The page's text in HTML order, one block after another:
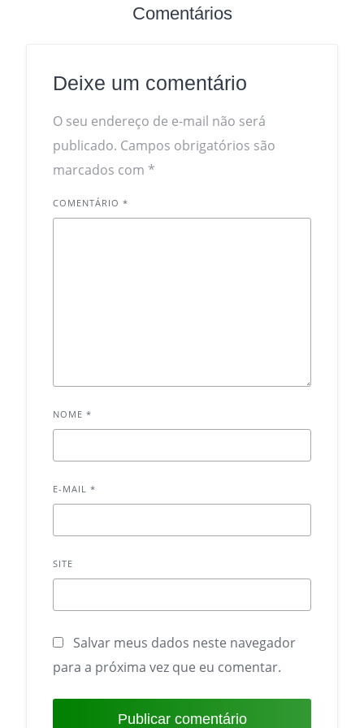
Comentários
Deixe um comentário
O seu endereço de e-mail não será
publicado. Campos obrigatórios são
marcados com *
COMENTÁRIO *
NOME *
E-MAIL *
SITE
Salvar meus dados neste navegador
para a próxima vez que eu comentar.